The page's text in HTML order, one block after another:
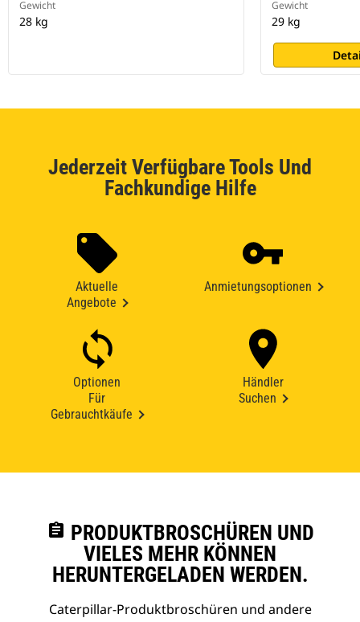
Gewicht
28 kg
Gewicht
29 kg
Jederzeit Verfügbare Tools Und
Fachkundige Hilfe
Aktuelle
Angebote
Anmietungsoptionen
Optionen
Für
Gebrauchtkäufe
Händler
Suchen
assignment PRODUKTBROSCHÜREN UND
VIELES MEHR KÖNNEN
HERUNTERGELADEN WERDEN.
Caterpillar-Produktbroschüren und andere